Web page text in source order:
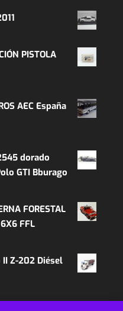
PISTOLA
AEC España
dorado
GTI Bburago
FORESTAL
FFL
Z-202 Diésel